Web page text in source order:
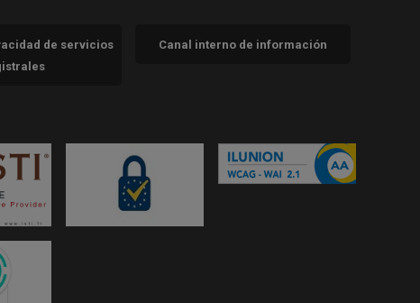
de servicios
Canal interno de información